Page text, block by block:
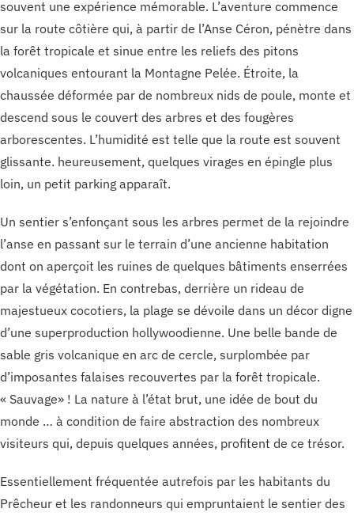
souvent une expérience mémorable. L’aventure commence
sur la route côtière qui, à partir de l’Anse Céron, pénètre dans
la forêt tropicale et sinue entre les reliefs des pitons
volcaniques entourant la Montagne Pelée. Étroite, la
chaussée déformée par de nombreux nids de poule, monte et
descend sous le couvert des arbres et des fougères
arborescentes. L’humidité est telle que la route est souvent
glissante. heureusement, quelques virages en épingle plus
loin, un petit parking apparaît.
Un sentier s’enfonçant sous les arbres permet de la rejoindre
l’anse en passant sur le terrain d’une ancienne habitation
dont on aperçoit les ruines de quelques bâtiments enserrées
par la végétation. En contrebas, derrière un rideau de
majestueux cocotiers, la plage se dévoile dans un décor digne
d’une superproduction hollywoodienne. Une belle bande de
sable gris volcanique en arc de cercle, surplombée par
d’imposantes falaises recouvertes par la forêt tropicale.
« Sauvage» ! La nature à l’état brut, une idée de bout du
monde … à condition de faire abstraction des nombreux
visiteurs qui, depuis quelques années, profitent de ce trésor.
Essentiellement fréquentée autrefois par les habitants du
Prêcheur et les randonneurs qui empruntaient le sentier des